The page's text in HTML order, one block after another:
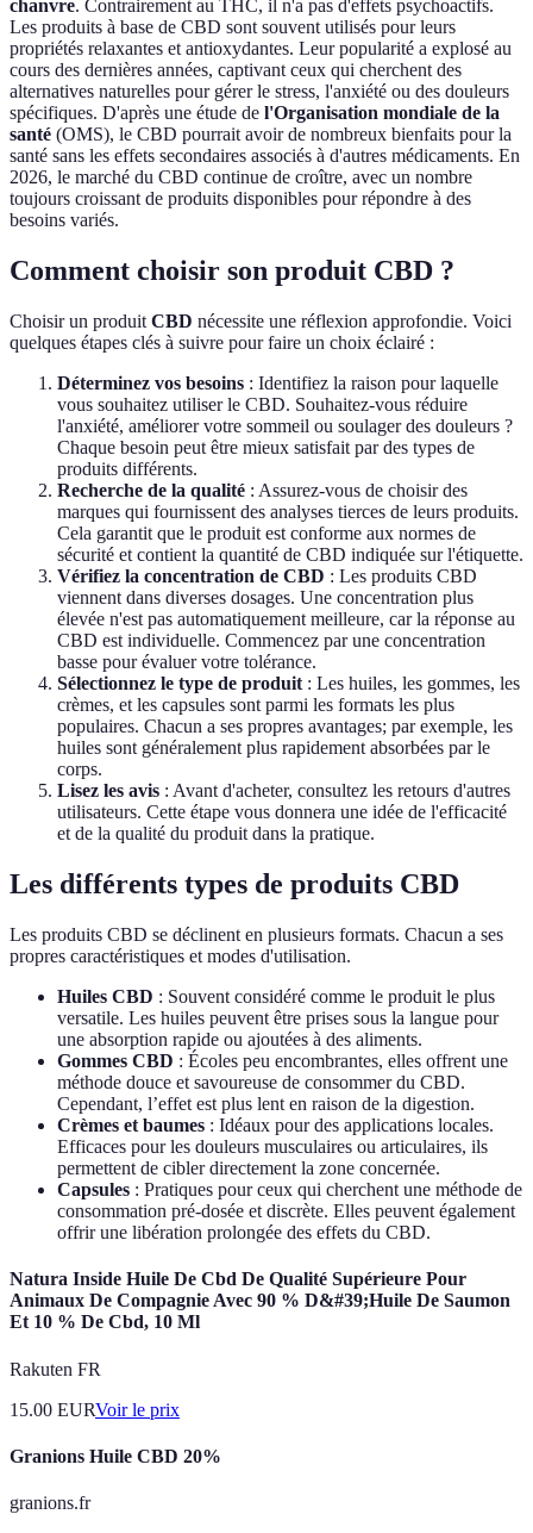
chanvre. Contrairement au THC, il n'a pas d'effets psychoactifs.
Les produits à base de CBD sont souvent utilisés pour leurs
propriétés relaxantes et antioxydantes. Leur popularité a explosé au
cours des dernières années, captivant ceux qui cherchent des
alternatives naturelles pour gérer le stress, l'anxiété ou des douleurs
spécifiques. D'après une étude de l'Organisation mondiale de la
santé (OMS), le CBD pourrait avoir de nombreux bienfaits pour la
santé sans les effets secondaires associés à d'autres médicaments. En
2026, le marché du CBD continue de croître, avec un nombre
toujours croissant de produits disponibles pour répondre à des
besoins variés.
Comment choisir son produit CBD ?
Choisir un produit CBD nécessite une réflexion approfondie. Voici
quelques étapes clés à suivre pour faire un choix éclairé :
Déterminez vos besoins : Identifiez la raison pour laquelle
vous souhaitez utiliser le CBD. Souhaitez-vous réduire
l'anxiété, améliorer votre sommeil ou soulager des douleurs ?
Chaque besoin peut être mieux satisfait par des types de
produits différents.
Recherche de la qualité : Assurez-vous de choisir des
marques qui fournissent des analyses tierces de leurs produits.
Cela garantit que le produit est conforme aux normes de
sécurité et contient la quantité de CBD indiquée sur l'étiquette.
Vérifiez la concentration de CBD : Les produits CBD
viennent dans diverses dosages. Une concentration plus
élevée n'est pas automatiquement meilleure, car la réponse au
CBD est individuelle. Commencez par une concentration
basse pour évaluer votre tolérance.
Sélectionnez le type de produit : Les huiles, les gommes, les
crèmes, et les capsules sont parmi les formats les plus
populaires. Chacun a ses propres avantages; par exemple, les
huiles sont généralement plus rapidement absorbées par le
corps.
Lisez les avis : Avant d'acheter, consultez les retours d'autres
utilisateurs. Cette étape vous donnera une idée de l'efficacité
et de la qualité du produit dans la pratique.
Les différents types de produits CBD
Les produits CBD se déclinent en plusieurs formats. Chacun a ses
propres caractéristiques et modes d'utilisation.
Huiles CBD : Souvent considéré comme le produit le plus
versatile. Les huiles peuvent être prises sous la langue pour
une absorption rapide ou ajoutées à des aliments.
Gommes CBD : Écoles peu encombrantes, elles offrent une
méthode douce et savoureuse de consommer du CBD.
Cependant, l’effet est plus lent en raison de la digestion.
Crèmes et baumes : Idéaux pour des applications locales.
Efficaces pour les douleurs musculaires ou articulaires, ils
permettent de cibler directement la zone concernée.
Capsules : Pratiques pour ceux qui cherchent une méthode de
consommation pré-dosée et discrète. Elles peuvent également
offrir une libération prolongée des effets du CBD.
Natura Inside Huile De Cbd De Qualité Supérieure Pour
Animaux De Compagnie Avec 90 % D&#39;Huile De Saumon
Et 10 % De Cbd, 10 Ml
Rakuten FR
15.00 EURVoir le prix
Granions Huile CBD 20%
granions.fr